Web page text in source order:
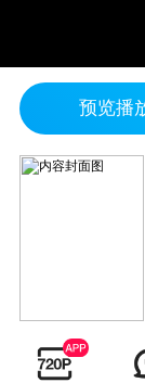
预览播